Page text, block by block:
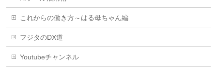
これからの働き方～はる母ちゃん編
フジタのDX道
Youtubeチャンネル